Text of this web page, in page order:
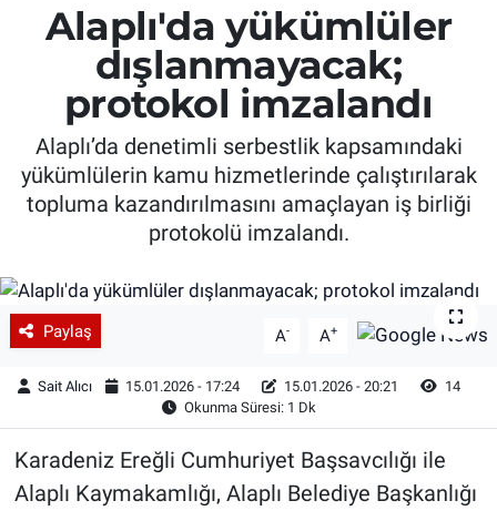
Alaplı'da yükümlüler
dışlanmayacak;
protokol imzalandı
Alaplı’da denetimli serbestlik kapsamındaki
yükümlülerin kamu hizmetlerinde çalıştırılarak
topluma kazandırılmasını amaçlayan iş birliği
protokolü imzalandı.
Paylaş A- A+
Sait Alıcı 15.01.2026 - 17:24 15.01.2026 - 20:21
14
Okunma Süresi: 1 Dk
Karadeniz Ereğli Cumhuriyet Başsavcılığı ile
Alaplı Kaymakamlığı, Alaplı Belediye Başkanlığı